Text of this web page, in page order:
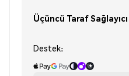
Üçüncü Taraf Sağlayıcı
Destek: